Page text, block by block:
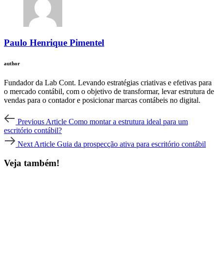
Paulo Henrique Pimentel
author
Fundador da Lab Cont. Levando estratégias criativas e efetivas para
o mercado contábil, com o objetivo de transformar, levar estrutura de
vendas para o contador e posicionar marcas contábeis no digital.
Post
navigation
Article
Previous Article Como montar a estrutura ideal para um
escritório contábil?
Article
Next Article Guia da prospecção ativa para escritório contábil
Veja também!